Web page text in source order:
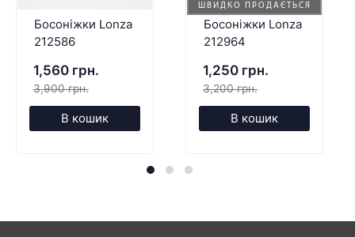
Босоніжки Lonza
212586
1,560 грн.
3,900 грн.
В кошик
ШВИДКО ПРОДАЄТЬСЯ
Босоніжки Lonza
212964
1,250 грн.
3,200 грн.
В кошик